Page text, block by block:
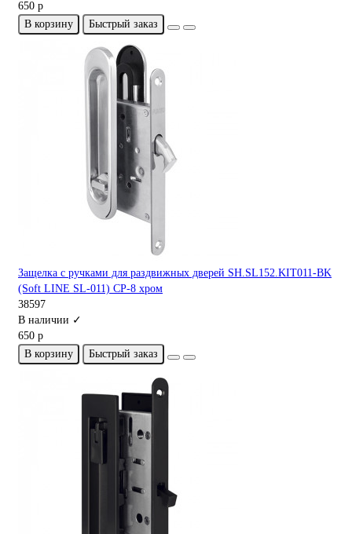
650 р
В корзину
Быстрый заказ
Защелка с ручками для раздвижных дверей SH.SL152.KIT011-BK
(Soft LINE SL-011) СP-8 хром
38597
В наличии ✓
650 р
В корзину
Быстрый заказ